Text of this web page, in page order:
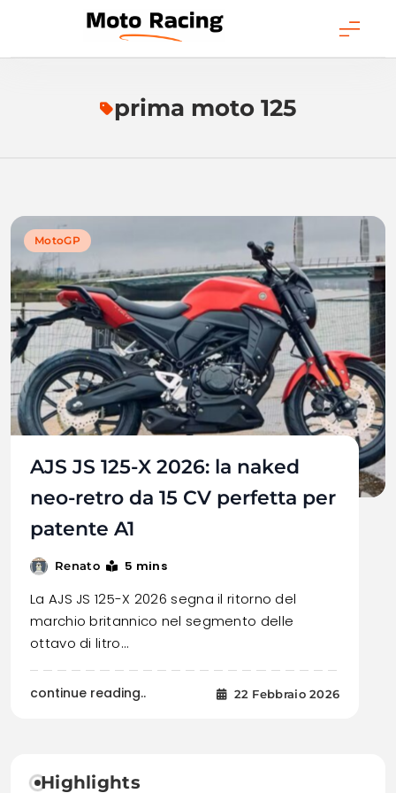
Moto Racing
prima moto 125
MotoGP
AJS JS 125-X 2026: la naked
neo-retro da 15 CV perfetta per
patente A1
Renato 5 mins
La AJS JS 125-X 2026 segna il ritorno del
marchio britannico nel segmento delle
ottavo di litro…
continue reading.. 22 Febbraio 2026
Highlights